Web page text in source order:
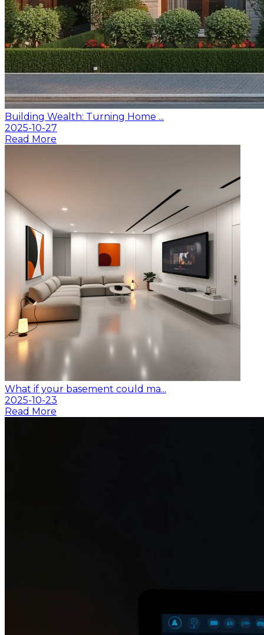
Building Wealth: Turning Home ...
2025-10-27
Read More
What if your basement could ma...
2025-10-23
Read More